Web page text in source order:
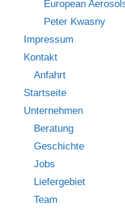
European
Peter Kwasny
Impressum
Kontakt
Anfahrt
Startseite
Unternehmen
Beratung
Geschichte
Jobs
Liefergebiet
Team